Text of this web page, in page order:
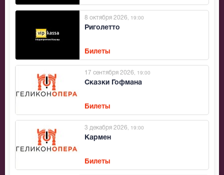
Риголетто
8 октября 2026 , 19:00
Билеты
Сказки Гофмана
17 сентября 2026 , 19:00
Билеты
Кармен
3 декабря 2026 , 19:00
Билеты